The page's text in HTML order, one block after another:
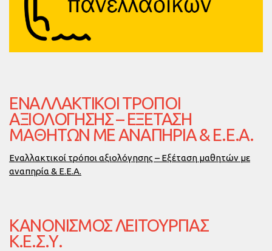
ΕΝΑΛΛΑΚΤΙΚΟΊ ΤΡΌΠΟΙ
ΑΞΙΟΛΌΓΗΣΗΣ – ΕΞΈΤΑΣΗ
ΜΑΘΗΤΏΝ ΜΕ ΑΝΑΠΗΡΊΑ & Ε.Ε.Α.
Εναλλακτικοί τρόποι αξιολόγησης – Εξέταση μαθητών με
αναπηρία & Ε.Ε.Α.
ΚΑΝΟΝΙΣΜΌΣ ΛΕΙΤΟΥΡΓΊΑΣ
Κ.Ε.Σ.Υ.